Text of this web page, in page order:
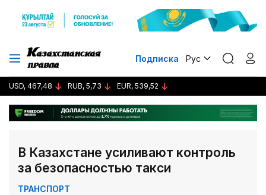
Подписка Рус
USD, 467,48 RUB, 5,73 EUR, 539,52
В Казахстане усиливают контроль
за безопасностью такси
ТРАНСПОРТ